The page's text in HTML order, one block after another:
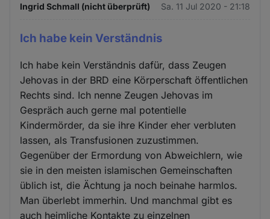
Ingrid Schmall (nicht überprüft) Sa. 11 Jul 2020 - 21:18
Ich habe kein Verständnis
Ich habe kein Verständnis dafür, dass Zeugen
Jehovas in der BRD eine Körperschaft öffentlichen
Rechts sind. Ich nenne Zeugen Jehovas im
Gespräch auch gerne mal potentielle
Kindermörder, da sie ihre Kinder eher verbluten
lassen, als Transfusionen zuzustimmen.
Gegenüber der Ermordung von Abweichlern, wie
sie in den meisten islamischen Gemeinschaften
üblich ist, die Ächtung ja noch beinahe harmlos.
Man überlebt immerhin. Und manchmal gibt es
auch heimliche Kontakte zu einzelnen